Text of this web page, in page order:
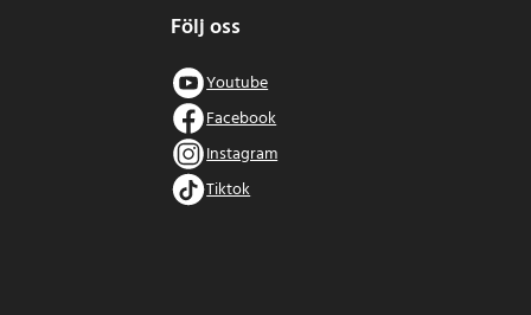
Följ oss
Youtube
Facebook
Instagram
Tiktok